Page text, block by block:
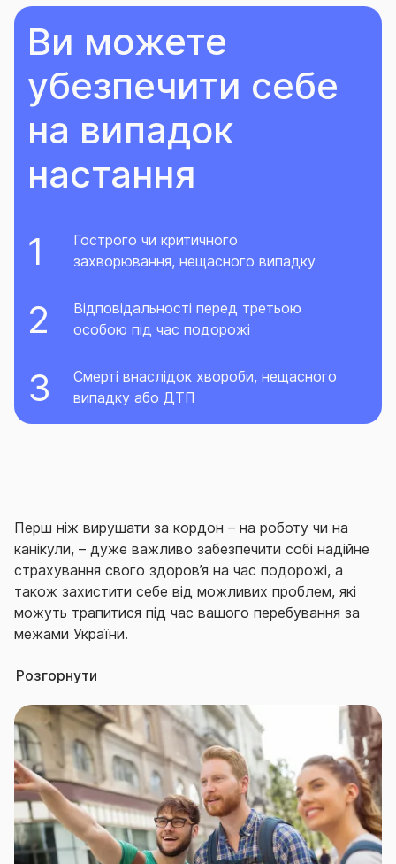
Ви можете
убезпечити себе
на випадок
настання
Гострого чи критичного
захворювання, нещасного випадку
Відповідальності перед третьою
особою під час подорожі
Смерті внаслідок хвороби, нещасного
випадку або ДТП
Перш ніж вирушати за кордон – на роботу чи на
канікули, – дуже важливо забезпечити собі надійне
страхування свого здоров’я на час подорожі, а
також захистити себе від можливих проблем, які
можуть трапитися під час вашого перебування за
межами України.
СГ «ТАС» не тільки відшкодує витрати у разі
медичної допомоги. За договором ви також
можете застрахувати себе від відповідальності
перед третьою особою під час подорожі, а також
захистити своє майно, яке лишається вдома.
Розгорнути